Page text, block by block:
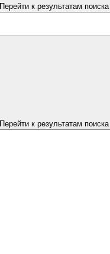
Перейти к результатам поиска
Перейти к результатам поиска